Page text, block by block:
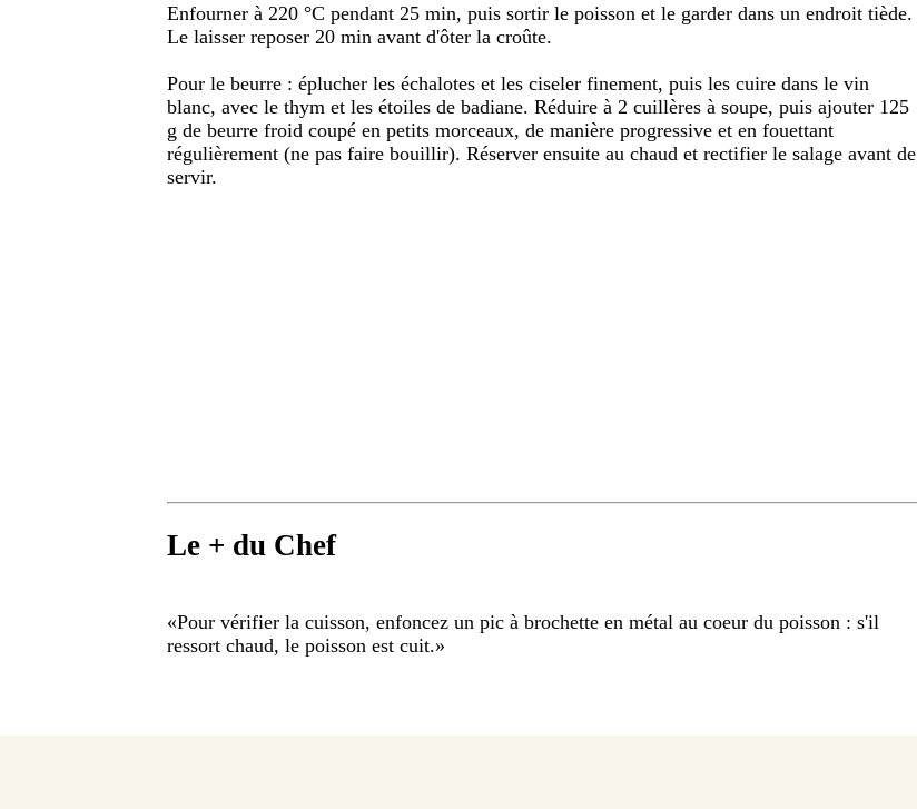
Enfourner à 220 °C pendant 25 min, puis sortir le poisson et le garder dans un endroit tiède.
Le laisser reposer 20 min avant d'ôter la croûte.
Pour le beurre : éplucher les échalotes et les ciseler finement, puis les cuire dans le vin
blanc, avec le thym et les étoiles de badiane. Réduire à 2 cuillères à soupe, puis ajouter 125
g de beurre froid coupé en petits morceaux, de manière progressive et en fouettant
régulièrement (ne pas faire bouillir). Réserver ensuite au chaud et rectifier le salage avant de
servir.
Le + du Chef
«Pour vérifier la cuisson, enfoncez un pic à brochette en métal au coeur du poisson : s'il
ressort chaud, le poisson est cuit.»